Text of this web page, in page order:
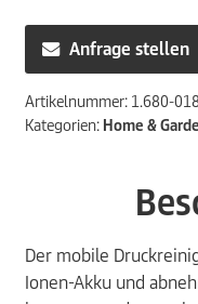
Anfrage stellen
Artikelnummer: 1.680-
Kategorien: Home &
Der mobile
Ionen-Akku und